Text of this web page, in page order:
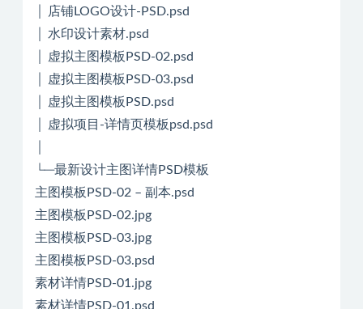
│ 店铺LOGO设计-PSD.psd
│ 水印设计素材.psd
│ 虚拟主图模板PSD-02.psd
│ 虚拟主图模板PSD-03.psd
│ 虚拟主图模板PSD.psd
│ 虚拟项目-详情页模板psd.psd
└─最新设计主图详情PSD模板
主图模板PSD-02 – 副本.psd
主图模板PSD-02.jpg
主图模板PSD-03.jpg
主图模板PSD-03.psd
素材详情PSD-01.jpg
素材详情PSD-01.psd